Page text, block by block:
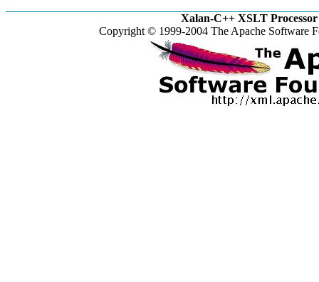
Xalan-C++ XSLT Processor
Copyright © 1999-2004 The Apache Software